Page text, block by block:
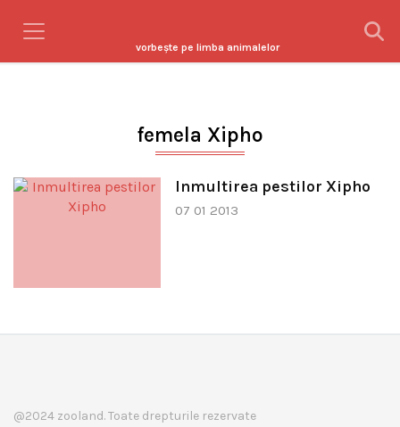
vorbeşte pe limba animalelor
femela Xipho
Inmultirea pestilor Xipho
07 01 2013
@2024 zooland. Toate drepturile rezervate